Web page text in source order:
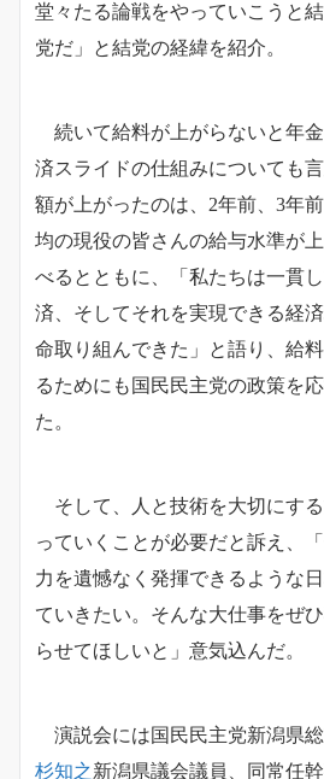
堂々たる論戦をやっていこうと
党だ」と結党の経緯を紹介。
続いて給料が上がらないと年
済スライドの仕組みについても
額が上がったのは、2年前、3年
均の現役の皆さんの給与水準が
べるとともに、「私たちは一貫
済、そしてそれを実現できる経
命取り組んできた」と語り、給
るためにも国民民主党の政策を
た。
そして、人と技術を大切にす
っていくことが必要だと訴え、
力を遺憾なく発揮できるような
ていきたい。そんな大仕事をぜ
らせてほしいと」意気込んだ。
演説会には国民民主党新潟県
杉知之新潟県議会議員、同常任